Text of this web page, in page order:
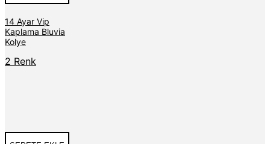
14 Ayar Vip
Kaplama Bluvia
Kolye
2 Renk